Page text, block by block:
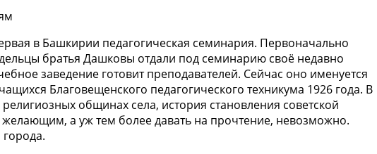
в Башкирии педагогическая семинария. Первоначально
братья Дашковы отдали под семинарию своё недавно
заведение готовит преподавателей. Сейчас оно именуется
Благовещенского педагогического техникума 1926 года. В
общинах села, история становления советской
желающим, а уж тем более давать на прочтение, невозможно.